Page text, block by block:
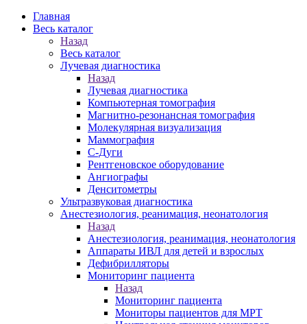
Главная
Весь каталог
Назад
Весь каталог
Лучевая диагностика
Назад
Лучевая диагностика
Компьютерная томография
Магнитно-резонансная томография
Молекулярная визуализация
Маммография
С-Дуги
Рентгеновское оборудование
Ангиографы
Денситометры
Ультразвуковая диагностика
Анестезиология, реанимация, неонатология
Назад
Анестезиология, реанимация, неонатология
Аппараты ИВЛ для детей и взрослых
Дефибрилляторы
Мониторинг пациента
Назад
Мониторинг пациента
Мониторы пациентов для МРТ